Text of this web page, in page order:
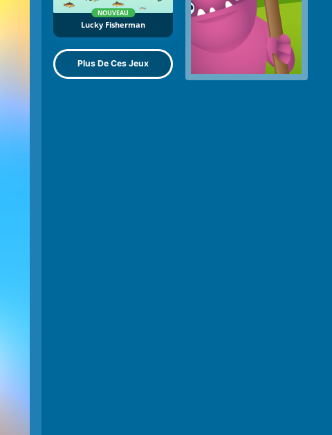
NOUVEAU
Lucky Fisherman
Plus De Ces Jeux